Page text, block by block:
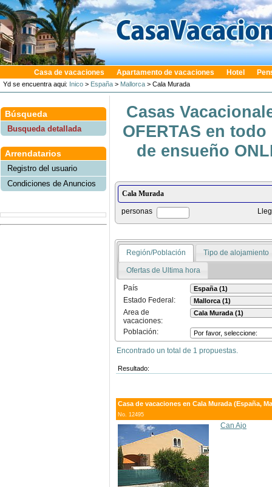
Casa de vacaciones Apartamento de vacaciones Hotel
Yd se encuentra aqui: Inico > España > Mallorca > Cala Murada
Búsqueda
Busqueda detallada
Arrendatarios
Registro del usuario
Condiciones de Anuncios
Casas
OFERTAS en
de ensueño
personas
Región/Población Tipo de alojamiento
Ofertas de Ultima hora
País
Estado Federal:
Area de
vacaciones:
Población:
Encontrado un total de 1 propuestas.
Resultado:
Casa de vacaciones en Cala Murada (España,
No. 12495
Can Ajo